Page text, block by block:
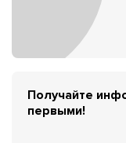
Получайте
первыми!